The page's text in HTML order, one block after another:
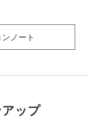
ノート
ップ